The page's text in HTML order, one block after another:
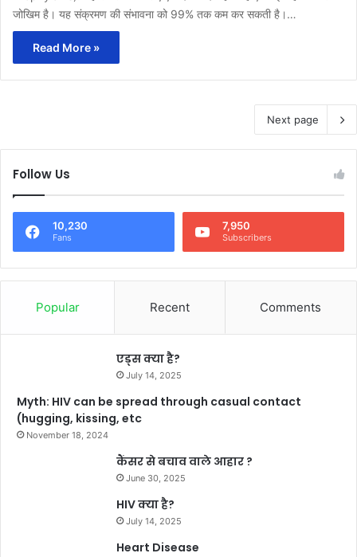
जोखिम है। यह संक्रमण की संभावना को 99% तक कम कर सकती है।…
Read More »
Next page
Follow Us
10,230
Fans
7,950
Subscribers
Popular Recent Comments
एड्स क्या है?
July 14, 2025
Myth: HIV can be spread through casual contact
(hugging, kissing, etc
November 18, 2024
कैंसर से बचाव वाले आहार ?
June 30, 2025
HIV क्या है?
July 14, 2025
Heart Disease